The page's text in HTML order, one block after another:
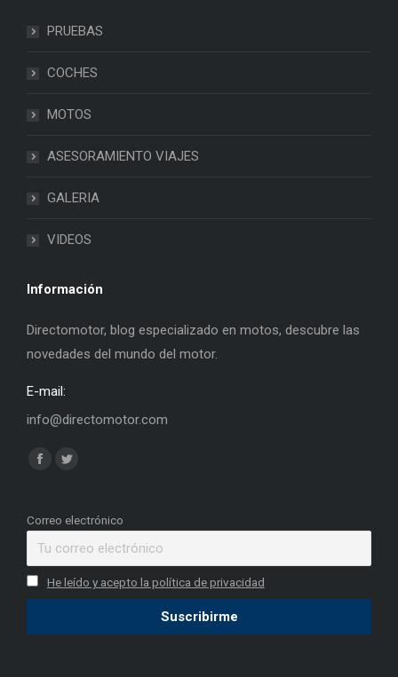
PRUEBAS
COCHES
MOTOS
ASESORAMIENTO VIAJES
GALERIA
VIDEOS
Información
Directomotor, blog especializado en motos, descubre las
novedades del mundo del motor.
E-mail:
info@directomotor.com
Find us on:
Facebook
opens
window
Twitter
opens
window
Correo electrónico
He leído y acepto la política de privacidad